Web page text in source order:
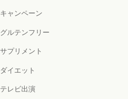
キャンペーン
グルテンフリー
サプリメント
ダイエット
テレビ出演